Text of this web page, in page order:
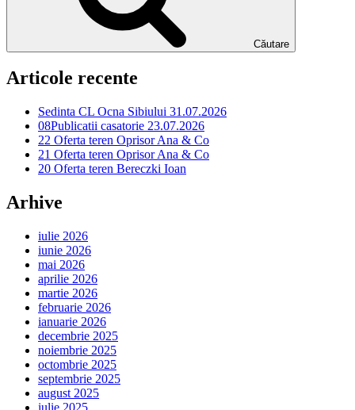
Căutare
Articole recente
Sedinta CL Ocna Sibiului 31.07.2026
08Publicatii casatorie 23.07.2026
22 Oferta teren Oprisor Ana & Co
21 Oferta teren Oprisor Ana & Co
20 Oferta teren Bereczki Ioan
Arhive
iulie 2026
iunie 2026
mai 2026
aprilie 2026
martie 2026
februarie 2026
ianuarie 2026
decembrie 2025
noiembrie 2025
octombrie 2025
septembrie 2025
august 2025